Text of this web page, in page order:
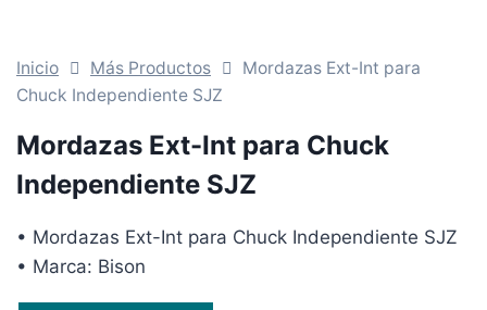
Inicio Más Productos
Mordazas Ext-Int para
Chuck Independiente SJZ
Mordazas Ext-Int para Chuck
Independiente SJZ
• Mordazas Ext-Int para Chuck Independiente SJZ
• Marca: Bison